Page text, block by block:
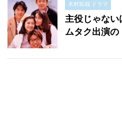
木村拓哉 ドラマ
主役じゃない
ムタク出演の